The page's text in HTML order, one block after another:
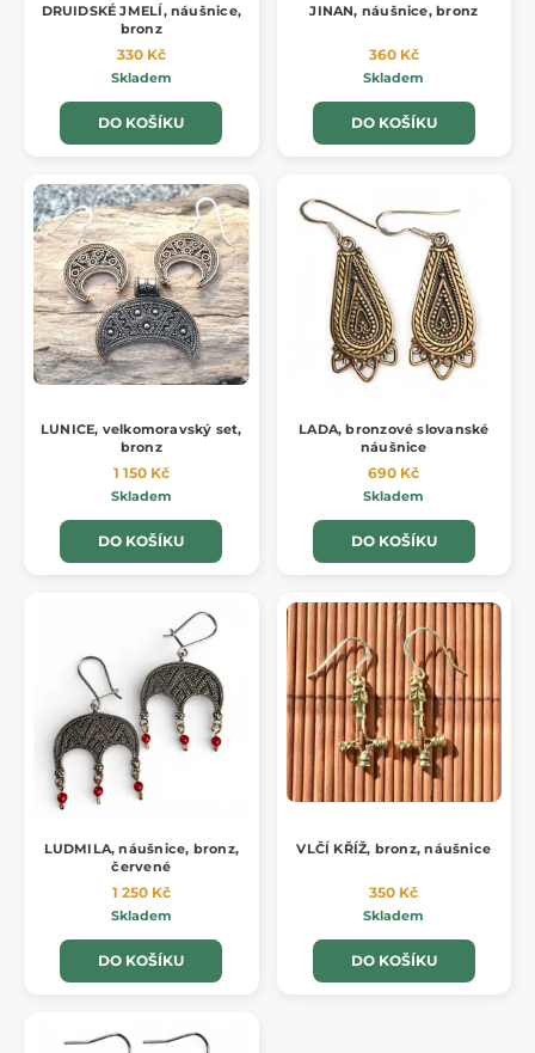
DRUIDSKÉ JMELÍ, náušnice,
bronz
330 Kč
Skladem
DO KOŠÍKU
JINAN, náušnice, bronz
360 Kč
Skladem
DO KOŠÍKU
LUNICE, velkomoravský set,
bronz
1 150 Kč
Skladem
DO KOŠÍKU
LADA, bronzové slovanské
náušnice
690 Kč
Skladem
DO KOŠÍKU
LUDMILA, náušnice, bronz,
červené
1 250 Kč
Skladem
DO KOŠÍKU
VLČÍ KŘÍŽ, bronz, náušnice
350 Kč
Skladem
DO KOŠÍKU